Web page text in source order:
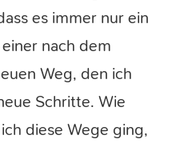
es immer nur ein
nach dem
Weg, den ich
Schritte. Wie
diese Wege ging,